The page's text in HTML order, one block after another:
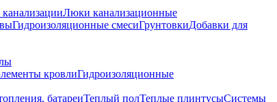
Люки канализационные
Гидроизоляционные смесиГрунтовкиДобавки для
кровлиГидроизоляционные
батареиТеплый полТеплые плинтусыСистемы